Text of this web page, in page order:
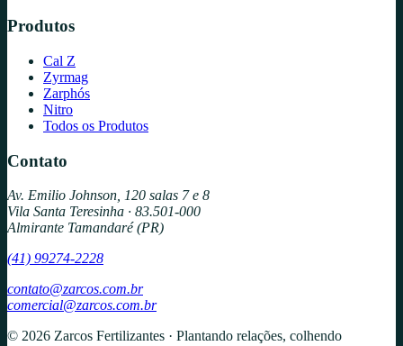
Produtos
Cal Z
Zyrmag
Zarphós
Nitro
Todos os Produtos
Contato
Av. Emilio Johnson, 120 salas 7 e 8
Vila Santa Teresinha · 83.501-000
Almirante Tamandaré (PR)
(41) 99274-2228
contato@zarcos.com.br
comercial@zarcos.com.br
© 2026 Zarcos Fertilizantes · Plantando relações, colhendo